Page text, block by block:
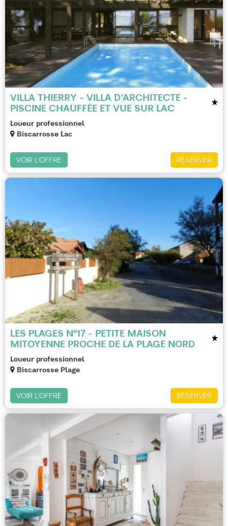
VILLA THIERRY - VILLA D’ARCHITECTE -
PISCINE CHAUFFÉE ET VUE SUR LAC
Loueur professionnel
Biscarrosse Lac
RÉSERVER
VOIR L'OFFRE
LES PLAGES N°17 - PETITE MAISON
MITOYENNE PROCHE DE LA PLAGE NORD
Loueur professionnel
Biscarrosse Plage
RÉSERVER
VOIR L'OFFRE